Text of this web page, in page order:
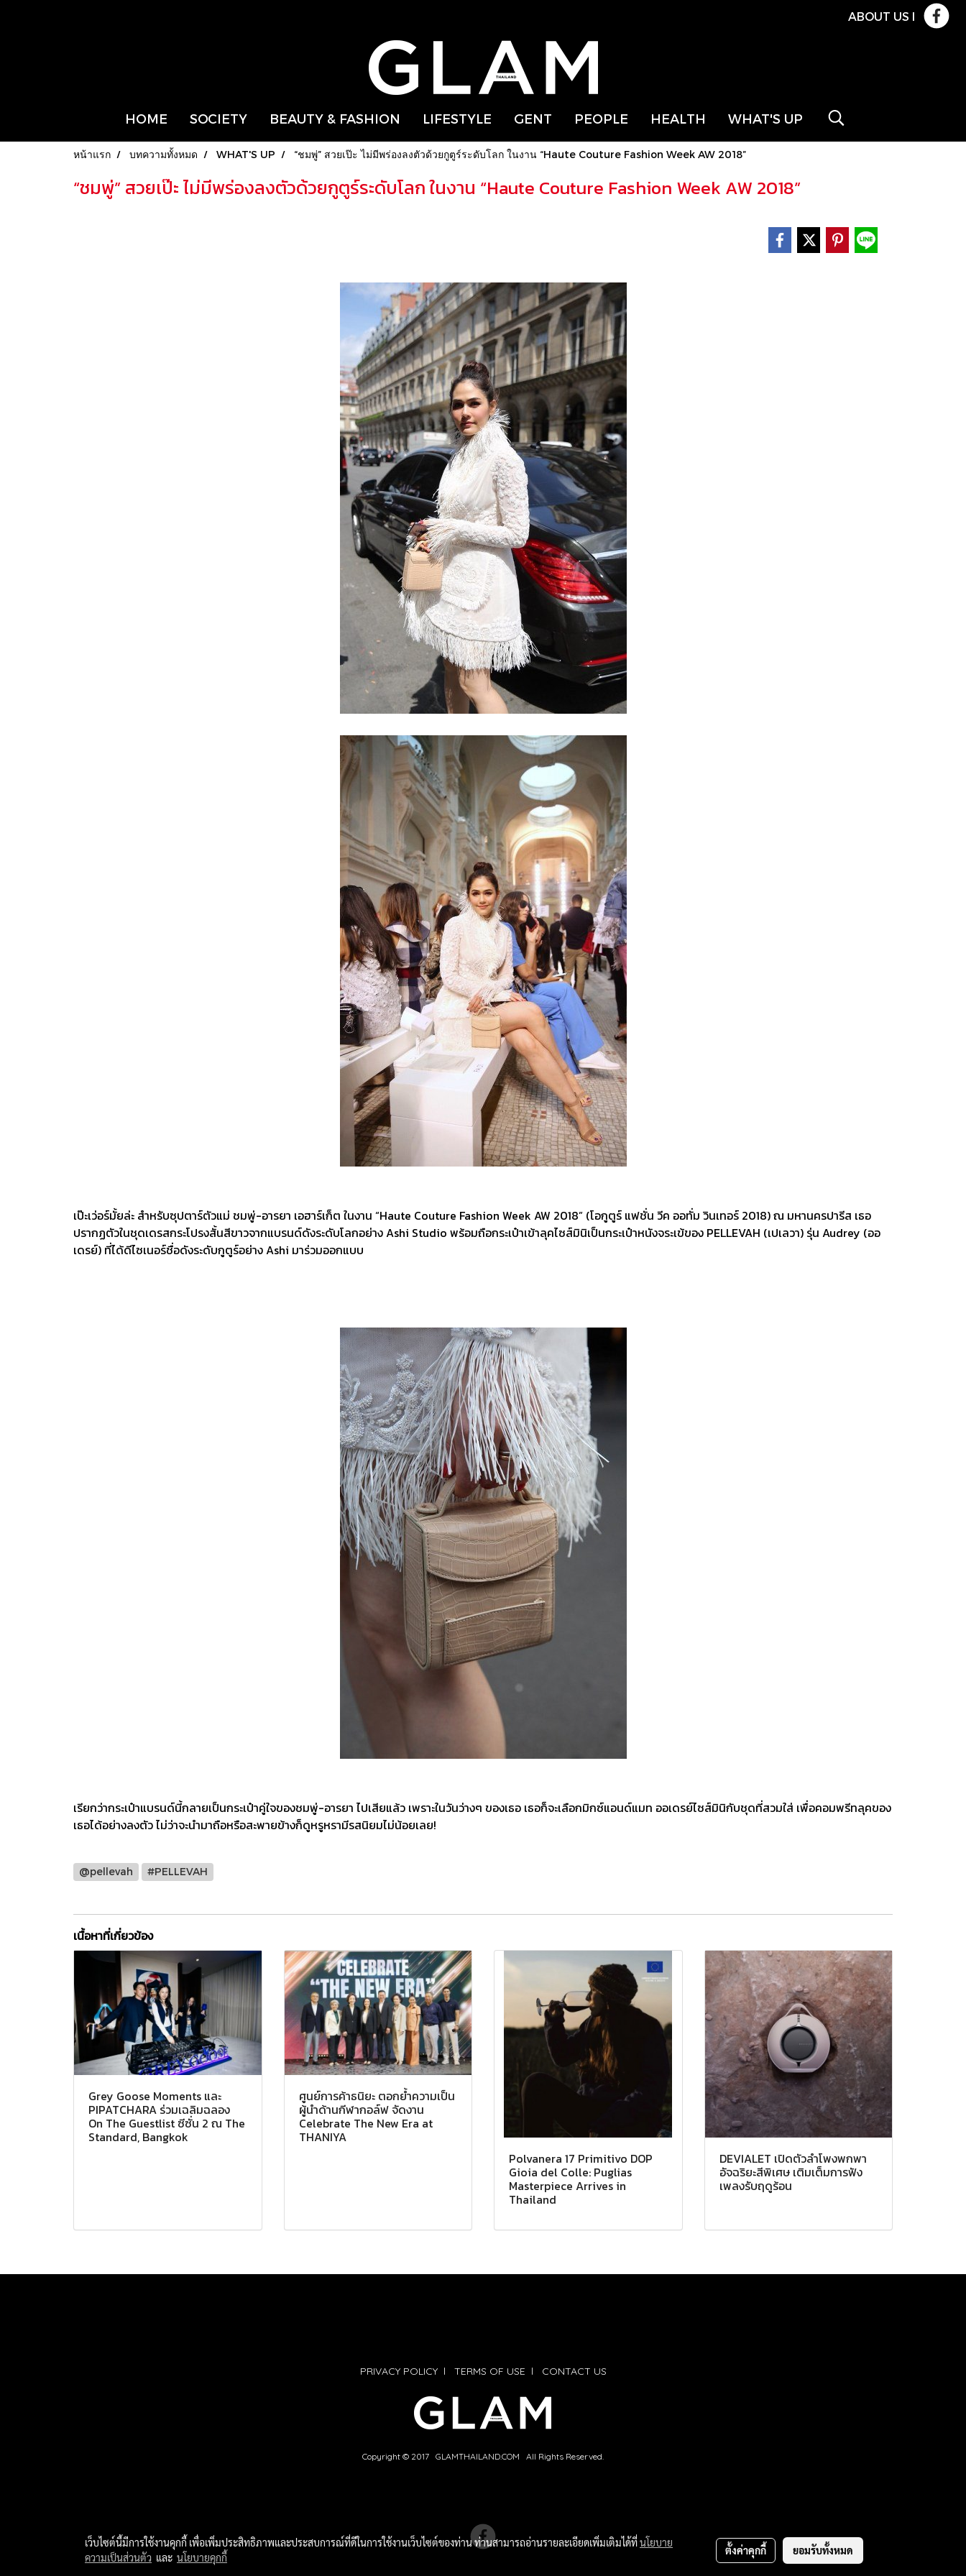
ABOUT US l
HOME SOCIETY BEAUTY & FASHION LIFESTYLE GENT PEOPLE HEALTH WHAT'S UP
หน้าแรก บทความทั้งหมด WHAT'S UP “ชมพู่” สวยเป๊ะ ไม่มีพร่องลงตัวด้วยกูตูร์ระดับโลก ในงาน “Haute Couture Fashion Week AW 2018”
“ชมพู่” สวยเป๊ะ ไม่มีพร่องลงตัวด้วยกูตูร์ระดับโลก ในงาน “Haute Couture Fashion Week AW 2018”
เป๊ะเว่อร์มั้ยล่ะ สำหรับซุปตาร์ตัวแม่ ชมพู่-อารยา เอฮาร์เก็ต ในงาน “Haute Couture Fashion Week AW 2018” (โอกูตูร์ แฟชั่น วีค ออทั่ม วินเทอร์ 2018) ณ มหานครปารีส เธอ
ปรากฏตัวในชุดเดรสกระโปรงสั้นสีขาวจากแบรนด์ดังระดับโลกอย่าง Ashi Studio พร้อมถือกระเป๋าเข้าลุคไซส์มินิเป็นกระเป๋าหนังจระเข้ของ PELLEVAH (เปเลวา) รุ่น Audrey (ออ
เดรย์) ที่ได้ดีไซเนอร์ชื่อดังระดับกูตูร์อย่าง Ashi มาร่วมออกแบบ
เรียกว่ากระเป๋าแบรนด์นี้กลายเป็นกระเป๋าคู่ใจของชมพู่-อารยา ไปเสียแล้ว เพราะในวันว่างๆ ของเธอ เธอก็จะเลือกมิกซ์แอนด์แมท ออเดรย์ไซส์มินิกับชุดที่สวมใส่ เพื่อคอมพรีทลุคของ
เธอได้อย่างลงตัว ไม่ว่าจะนำมาถือหรือสะพายข้างก็ดูหรูหรามีรสนิยมไม่น้อยเลย!
@pellevah #PELLEVAH
เนื้อหาที่เกี่ยวข้อง
Grey Goose Moments และ
PIPATCHARA ร่วมเฉลิมฉลอง
On The Guestlist ซีซั่น 2 ณ The
Standard, Bangkok
ศูนย์การค้าธนิยะ ตอกย้ำความเป็น
ผู้นำด้านกีฬากอล์ฟ จัดงาน
Celebrate The New Era at
THANIYA
Polvanera 17 Primitivo DOP
Gioia del Colle: Puglias
Masterpiece Arrives in
Thailand
DEVIALET เปิดตัวลำโพงพกพา
อัจฉริยะสีพิเศษ เติมเต็มการฟัง
เพลงรับฤดูร้อน
PRIVACY POLICYl TERMS OF USE l CONTACT US
Copyright © 2017 GLAMTHAILAND.COM All Rights Reserved.
เว็บไซต์นี้มีการใช้งานคุกกี้ เพื่อเพิ่มประสิทธิภาพและประสบการณ์ที่ดีในการใช้งานเว็บไซต์ของท่าน ท่านสามารถอ่านรายละเอียดเพิ่มเติมได้ที่นโยบาย
ความเป็นส่วนตัว และ นโยบายคุกกี้
ตั้งค่าคุกกี้ ยอมรับทั้งหมด